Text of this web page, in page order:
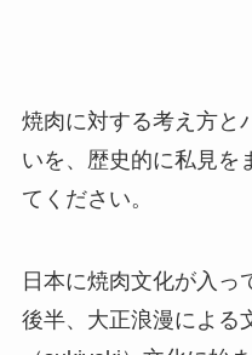
焼肉に対する考え方と
いを、歴史的に私見を
てください。
日本に焼肉文化が入っ
後半、大正浪漫による